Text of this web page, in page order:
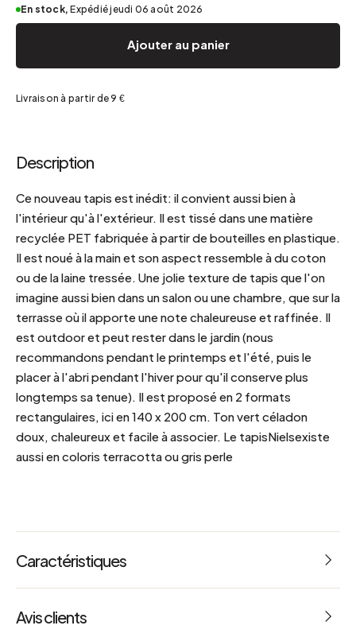
En stock, Expédié jeudi 06 août 2026
Ajouter au panier
Livraison à partir de 9 €
Description
Ce nouveau tapis est inédit: il convient aussi bien à
l'intérieur qu'à l'extérieur. Il est tissé dans une matière
recyclée PET fabriquée à partir de bouteilles en plastique.
Il est noué à la main et son aspect ressemble à du coton
ou de la laine tressée. Une jolie texture de tapis que l'on
imagine aussi bien dans un salon ou une chambre, que sur la
terrasse où il apporte une note chaleureuse et raffinée. Il
est outdoor et peut rester dans le jardin (nous
recommandons pendant le printemps et l'été, puis le
placer à l'abri pendant l'hiver pour qu'il conserve plus
longtemps sa tenue). Il est proposé en 2 formats
rectangulaires, ici en 140 x 200 cm. Ton vert céladon
doux, chaleureux et facile à associer. Le tapisNielsexiste
aussi en coloris terracotta ou gris perle
Caractéristiques
Avis clients